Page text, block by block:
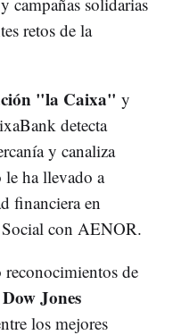
retos de la
"la Caixa" y
detecta
y canaliza
le ha llevado a
financiera en
con AENOR.
de
Dow Jones
los mejores